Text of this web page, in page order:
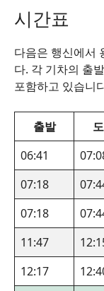
시간표
다음은 행신에서
다. 각 기차의 출
포함하고 있습니
출발
06:41
07:18
07:18
11:47
12:17